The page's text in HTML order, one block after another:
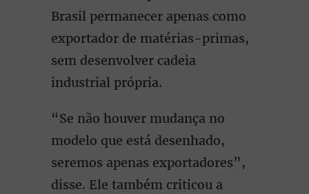
Brasil permanecer apenas como
exportador de matérias-primas,
sem desenvolver cadeia
industrial própria.
“Se não houver mudança no
modelo que está desenhado,
seremos apenas exportadores”,
disse. Ele também criticou a